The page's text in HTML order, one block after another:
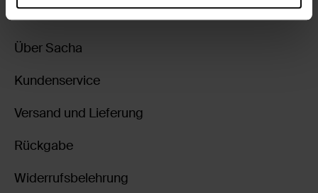
Über Sacha
Kundenservice
Versand und Lieferung
Rückgabe
Widerrufsbelehrung